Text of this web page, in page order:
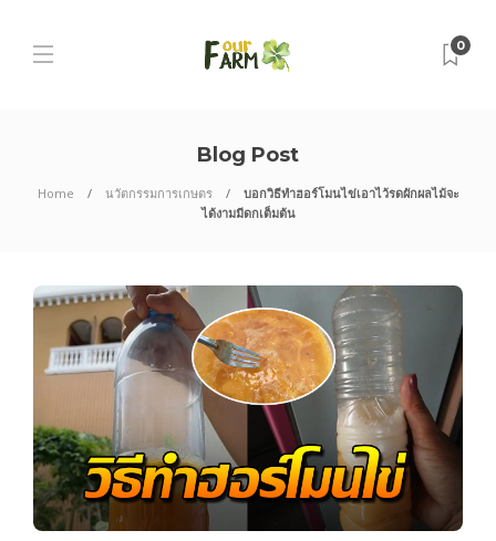
0
Blog Post
Home นวัตกรรมการเกษตร
บอกวิธีทำฮอร์โมนไข่เอาไว้รดผักผลไม้จะ
ได้งามมีดกเต็มต้น